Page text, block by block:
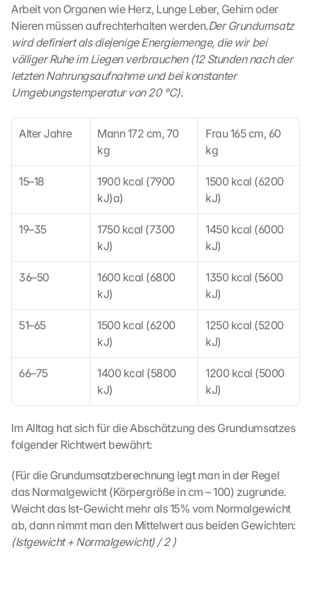
Arbeit von Organen wie Herz, Lunge Leber, Gehirn oder
Nieren müssen aufrechterhalten werden.Der Grundumsatz
wird definiert als diejenige Energiemenge, die wir bei
völliger Ruhe im Liegen verbrauchen (12 Stunden nach der
letzten Nahrungsaufnahme und bei konstanter
Umgebungstemperatur von 20 °C).
Alter Jahre
Mann 172 cm, 70
kg
Frau 165 cm, 60
kg
15–18
1900 kcal (7900
kJ)a)
1500 kcal (6200
kJ)
19–35
1750 kcal (7300
kJ)
1450 kcal (6000
kJ)
36–50
1600 kcal (6800
kJ)
1350 kcal (5600
kJ)
51–65
1500 kcal (6200
kJ)
1250 kcal (5200
kJ)
66–75
1400 kcal (5800
kJ)
1200 kcal (5000
kJ)
Im Alltag hat sich für die Abschätzung des Grundumsatzes
folgender Richtwert bewährt:
(Für die Grundumsatzberechnung legt man in der Regel
das Normalgewicht (Körpergröße in cm – 100) zugrunde.
Weicht das Ist-Gewicht mehr als 15% vom Normalgewicht
ab, dann nimmt man den Mittelwert aus beiden Gewichten:
(Istgewicht + Normalgewicht) / 2 )
o
o
l
M
a
p
s